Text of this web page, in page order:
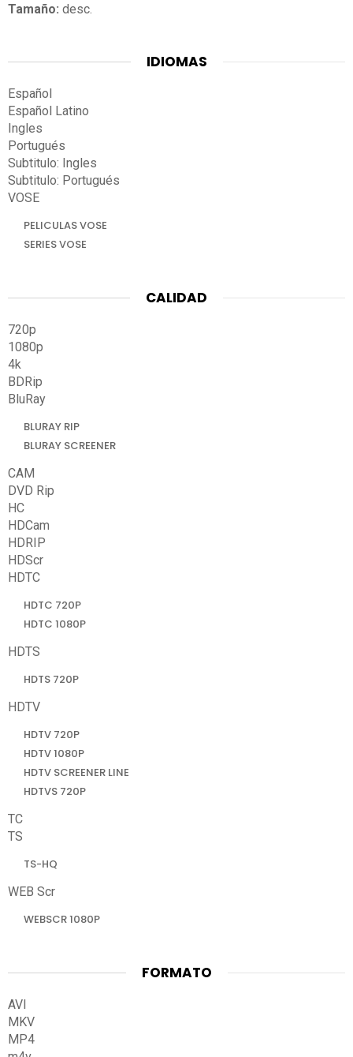
Tamaño: desc.
IDIOMAS
Español
Español Latino
Ingles
Portugués
Subtitulo: Ingles
Subtitulo: Portugués
VOSE
PELICULAS VOSE
SERIES VOSE
CALIDAD
720p
1080p
4k
BDRip
BluRay
BLURAY RIP
BLURAY SCREENER
CAM
DVD Rip
HC
HDCam
HDRIP
HDScr
HDTC
HDTC 720P
HDTC 1080P
HDTS
HDTS 720P
HDTV
HDTV 720P
HDTV 1080P
HDTV SCREENER LINE
HDTVS 720P
TC
TS
TS-HQ
WEB Scr
WEBSCR 1080P
FORMATO
AVI
MKV
MP4